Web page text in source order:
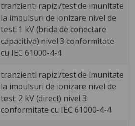
tranzienti rapizi/test de imunitate
la impulsuri de ionizare nivel de
test: 1 kV (brida de conectare
capacitiva) nivel 3 conformitate
cu IEC 61000-4-4
tranzienti rapizi/test de imunitate
la impulsuri de ionizare nivel de
test: 2 kV (direct) nivel 3
conformitate cu IEC 61000-4-4